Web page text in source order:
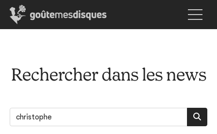
Rechercher dans les news